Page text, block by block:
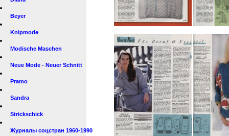
Beyer
Knipmode
Modische Maschen
Neue Mode - Neuer Schnitt
Pramo
Sandra
Strickschick
Журналы соцстран 1960-1990